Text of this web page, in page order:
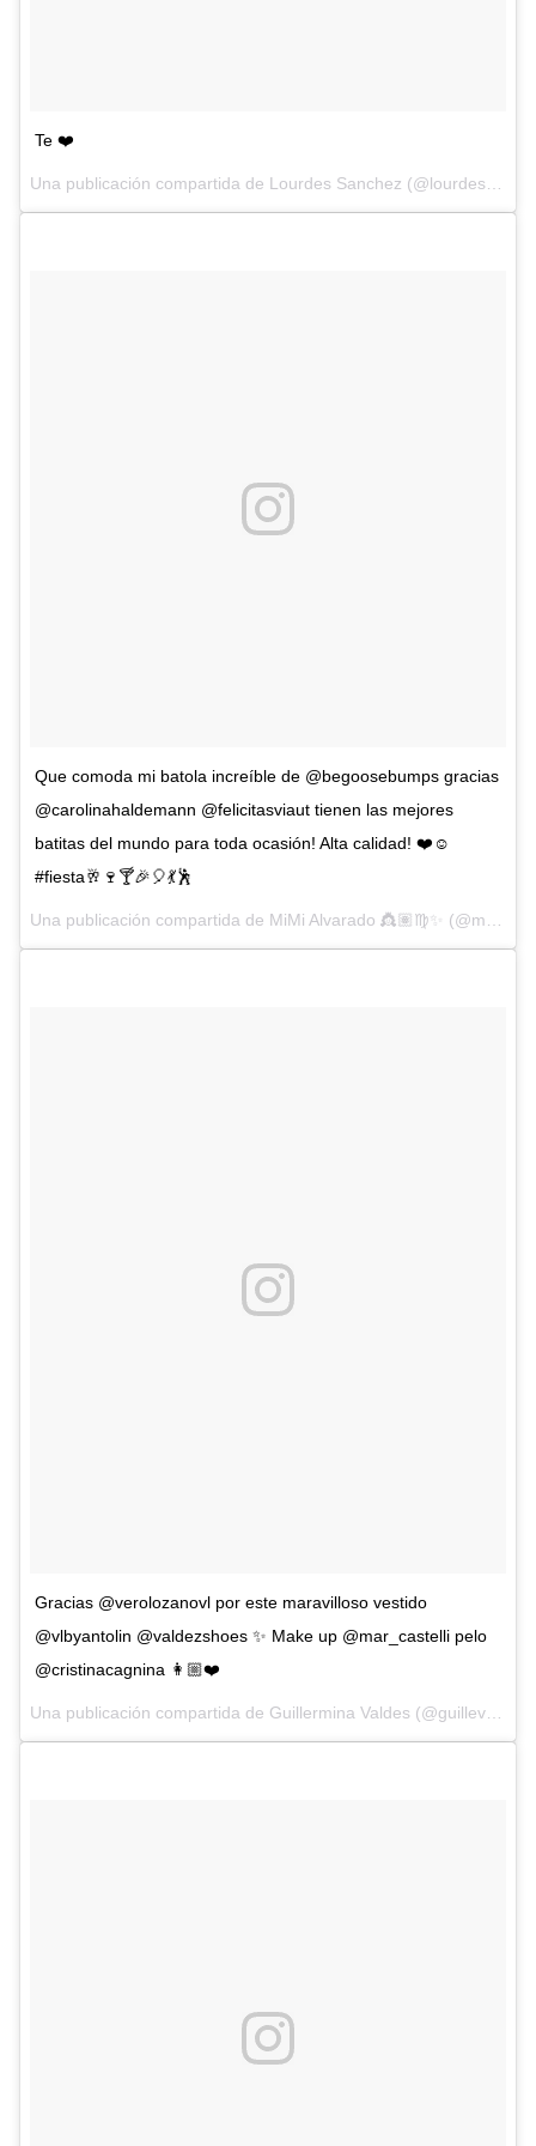
Te ❤️
Que comoda mi batola increíble de @begoosebumps gracias
@carolinahaldemann @felicitasviaut tienen las mejores
batitas del mundo para toda ocasión! Alta calidad! ❤️☺️
#fiesta🥂🍷🍸🎉🎈💃🕺
Gracias @verolozanovl por este maravilloso vestido
@vlbyantolin @valdezshoes ✨ Make up @mar_castelli pelo
@cristinacagnina 👩🏼❤️